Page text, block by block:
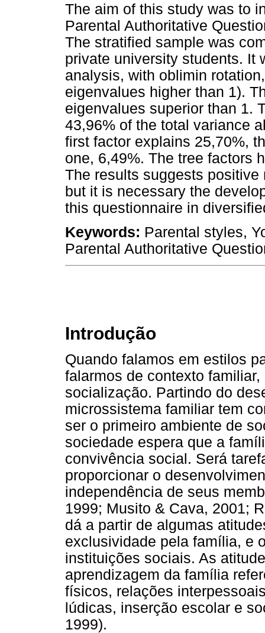
The aim of this study was to
Parental Authoritative
The stratified sample was
private university students. It
analysis, with oblimin
eigenvalues higher than 1).
eigenvalues superior than 1.
43,96% of the total variance
first factor explains 25,70%,
one, 6,49%. The tree factors
The results suggests
but it is necessary the
this questionnaire in
Keywords: Parental styles,
Parental Authoritative
Introdução
Quando falamos em estilos
falarmos de contexto
socialização. Partindo do
microssistema familiar tem
ser o primeiro ambiente de
sociedade espera que a
convivência social. Será
proporcionar o
independência de seus
1999; Musito & Cava, 2001;
dá a partir de algumas
exclusividade pela família, e
instituições sociais. As
aprendizagem da família
físicos, relações
lúdicas, inserção escolar e
1999).